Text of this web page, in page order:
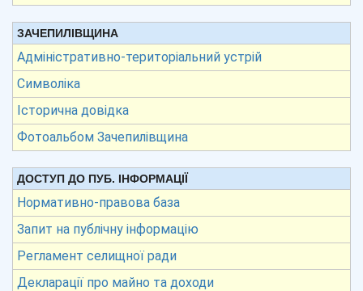
ЗАЧЕПИЛІВЩИНА
Адміністративно-територіальний устрій
Символіка
Історична довідка
Фотоальбом Зачепилівщина
ДОСТУП ДО ПУБ. ІНФОРМАЦІЇ
Нормативно-правова база
Запит на публічну інформацію
Регламент селищної ради
Декларації про майно та доходи